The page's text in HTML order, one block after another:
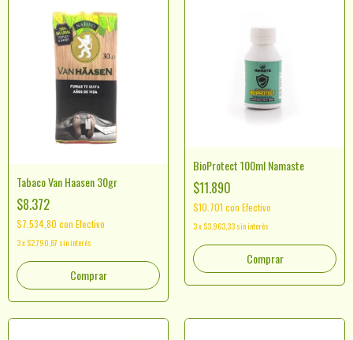
Tabaco Van Haasen 30gr
$8.372
$7.534,80 con Efectivo
3x $2.790,67 sin interés
Comprar
BioProtect 100ml Namaste
$11.890
$10.701 con Efectivo
3x $3.963,33 sin interés